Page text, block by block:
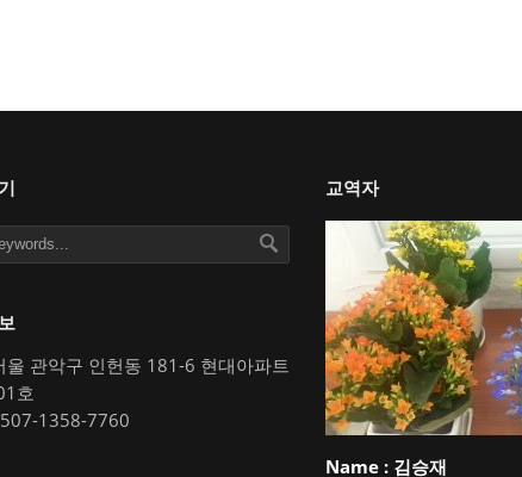
울 관악구 인헌동 181-6 현대아파트
호
1358-7760
교역자
Name :김승재